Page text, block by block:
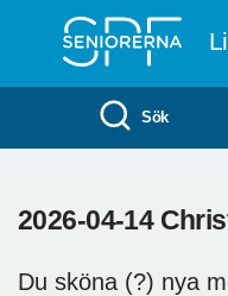
Sök
2026-04-14
Du sköna (?) nya